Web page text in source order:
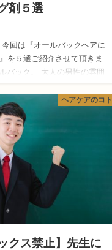
剤５選
回は『オールバックヘアに
を５選ご紹介させて頂きま
バック。 大人の男性の雰囲
ヘアケアのコト
クス禁止】先生に